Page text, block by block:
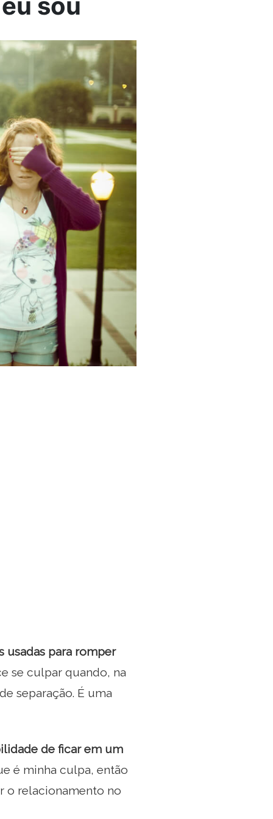
usadas para romper
se culpar quando, na
separação. É uma
de ficar em um
é minha culpa, então
o relacionamento no